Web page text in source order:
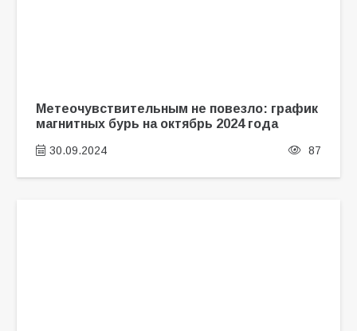
Метеочувствительным не повезло: график
магнитных бурь на октябрь 2024 года
30.09.2024 87